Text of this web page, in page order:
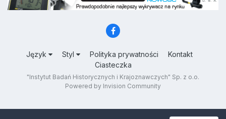
Język Styl Polityka prywatności
Kontakt
Ciasteczka
"Instytut Badań Historycznych i Krajoznawczych" Sp. z o.o.
Powered by Invision Community